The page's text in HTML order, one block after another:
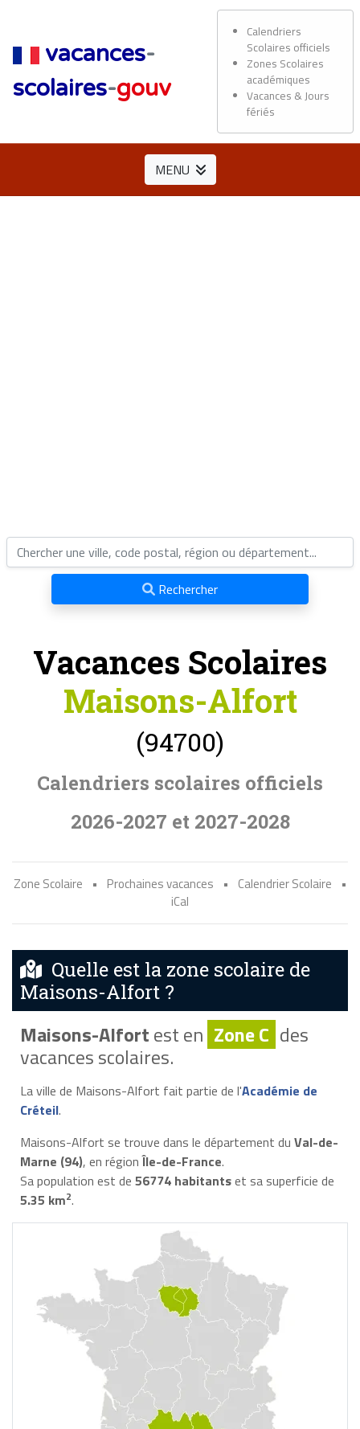
vacances-
scolaires-gouv
Calendriers
Scolaires officiels
Zones Scolaires
académiques
Vacances & Jours
fériés
MENU
Rechercher
Vacances Scolaires
Maisons-Alfort
(94700)
Calendriers scolaires officiels
2026-2027 et 2027-2028
Zone Scolaire • Prochaines vacances • Calendrier Scolaire
•
iCal
Quelle est la zone scolaire de
Maisons-Alfort ?
Maisons-Alfortest en Zone C des
vacances scolaires.
La ville de Maisons-Alfort fait partie de l'Académie de
Créteil.
Maisons-Alfort se trouve dans le département du Val-de-
Marne (94), en régionÎle-de-France.
Sa population est de 56774 habitantset sa superficie de
5.35 km2.